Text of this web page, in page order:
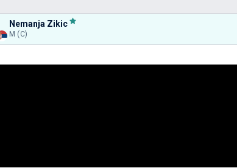
Nemanja Zikic
M (C)